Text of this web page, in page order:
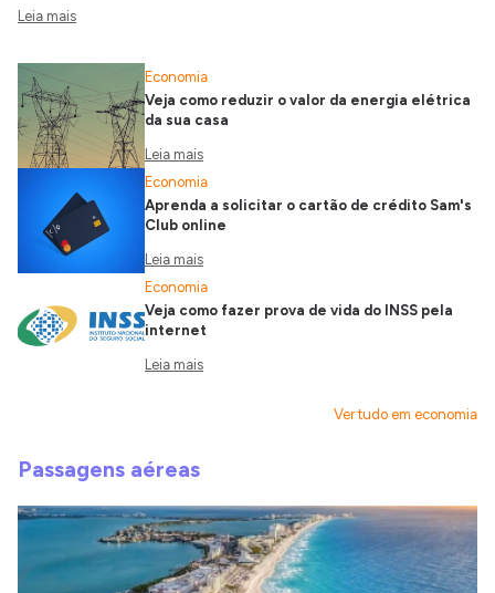
Leia mais
Economia
Veja como reduzir o valor da energia elétrica
da sua casa
Leia mais
Economia
Aprenda a solicitar o cartão de crédito Sam's
Club online
Leia mais
Economia
Veja como fazer prova de vida do INSS pela
internet
Leia mais
Ver tudo em economia
Passagens aéreas